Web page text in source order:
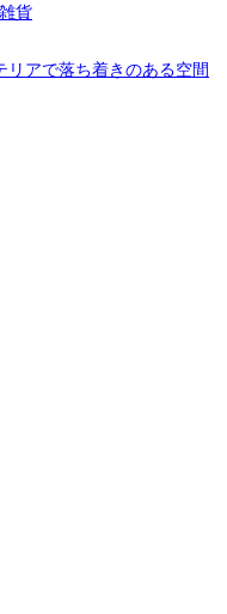
雑貨
リアで落ち着きのある空間